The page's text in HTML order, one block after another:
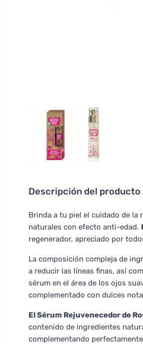
Descripción del producto
Brinda a tu piel el cuidado de
naturales con efecto anti-edad.
regenerador, apreciado por
La composición compleja de
a reducir las líneas finas, así
sérum en el área de los ojos
complementado con dulces
El Sérum Rejuvenecedor de
contenido de ingredientes
complementando